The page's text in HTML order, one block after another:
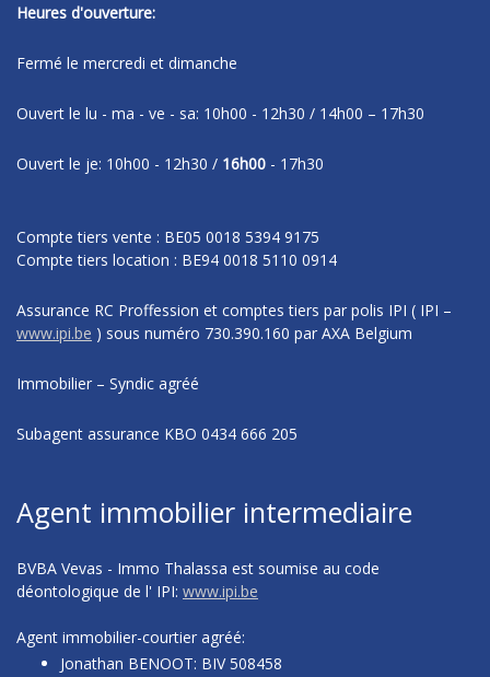
Heures d'ouverture:
Fermé le mercredi et dimanche
Ouvert le lu - ma - ve - sa: 10h00 - 12h30 / 14h00 – 17h30
Ouvert le je: 10h00 - 12h30 / 16h00 - 17h30
Compte tiers vente : BE05 0018 5394 9175
Compte tiers location : BE94 0018 5110 0914
Assurance RC Proffession et comptes tiers par polis IPI ( IPI –
www.ipi.be ) sous numéro 730.390.160 par AXA Belgium
Immobilier – Syndic agréé
Subagent assurance KBO 0434 666 205
Agent immobilier intermediaire
BVBA Vevas - Immo Thalassa est soumise au code
déontologique de l' IPI: www.ipi.be
Agent immobilier-courtier agréé:
Jonathan BENOOT: BIV 508458